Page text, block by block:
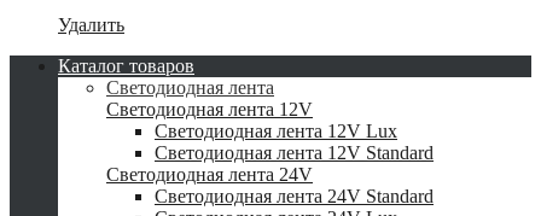
Удалить
Каталог товаров
Светодиодная лента
Светодиодная лента 12V
Светодиодная лента 12V Lux
Светодиодная лента 12V Standard
Светодиодная лента 24V
Светодиодная лента 24V Standard